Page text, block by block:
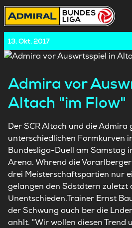
13. Okt. 2017
Admira vor
Altach "im Flow"
Der SCR Altach und die Admira
unterschiedlichen Formkurven
Bundesliga-Duell am Samstag
Arena. Whrend die
drei Meisterschaftspartien nur
gelangen den Sdstdtern zuletzt
Unentschieden.Trainer Ernst
der Schwung auch ber die
anhlt. "Wir wollen diesen Trend